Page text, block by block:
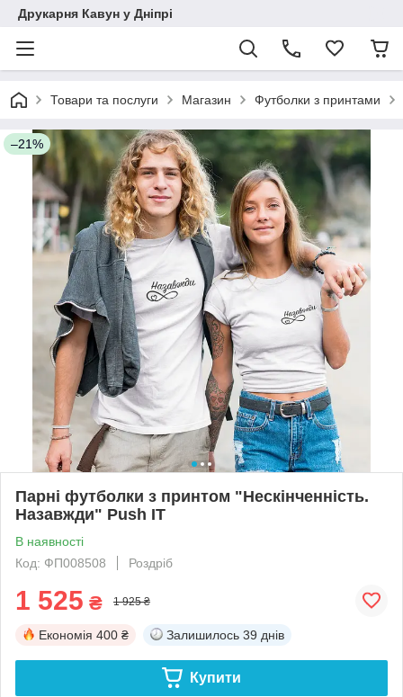
Друкарня Кавун у Дніпрі
Товари та послуги Магазин Футболки з принтами
–21%
Парні футболки з принтом "Нескінченність.
Назавжди" Push IT
В наявності
Код: ФП008508
Роздріб
1 525 ₴ 1 925 ₴
Економія 400 ₴ Залишилось 39 днів
Купити